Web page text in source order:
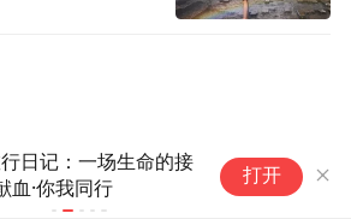
累计库存超245万
80种疾病，稳定植
打开